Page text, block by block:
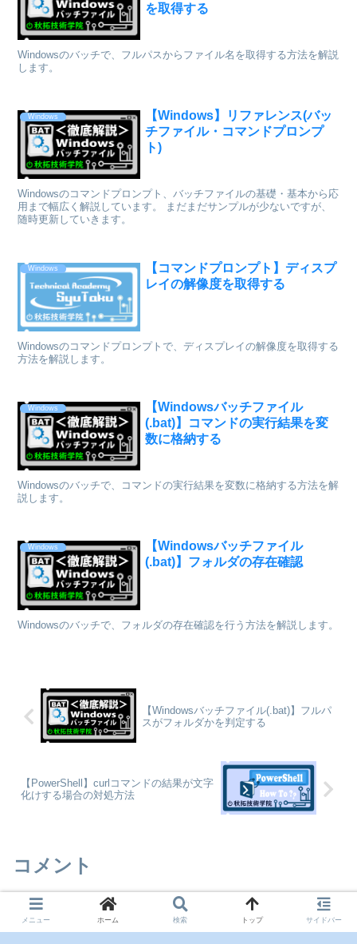
を取得する
Windowsのバッチで、フルパスからファイル名を取得する方法を解説
します。
Windows
【Windows】リファレンス(バッ
チファイル・コマンドプロンプ
ト)
Windowsのコマンドプロンプト、バッチファイルの基礎・基本から応
用まで幅広く解説しています。 まだまだサンプルが少ないですが、
随時更新していきます。
Windows
【コマンドプロンプト】ディスプ
レイの解像度を取得する
Windowsのコマンドプロンプトで、ディスプレイの解像度を取得する
方法を解説します。
Windows
【Windowsバッチファイル
(.bat)】コマンドの実行結果を変
数に格納する
Windowsのバッチで、コマンドの実行結果を変数に格納する方法を解
説します。
Windows
【Windowsバッチファイル
(.bat)】フォルダの存在確認
Windowsのバッチで、フォルダの存在確認を行う方法を解説します。
【Windowsバッチファイル(.bat)】フルパ
スがフォルダかを判定する
【PowerShell】curlコマンドの結果が文字
化けする場合の対処方法
コメント
コメントを書き込む
メニュー ホーム 検索 トップ サイドバー